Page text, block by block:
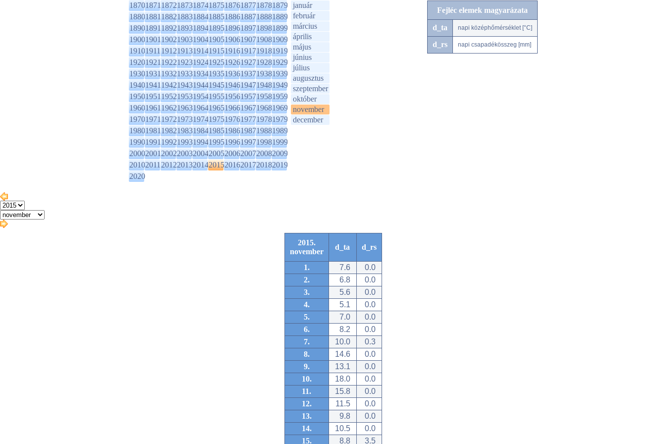
1870187118721873187418751876187718781879
1880188118821883188418851886188718881889
1890189118921893189418951896189718981899
1900190119021903190419051906190719081909
1910191119121913191419151916191719181919
1920192119221923192419251926192719281929
1930193119321933193419351936193719381939
1940194119421943194419451946194719481949
1950195119521953195419551956195719581959
1960196119621963196419651966196719681969
1970197119721973197419751976197719781979
1980198119821983198419851986198719881989
1990199119921993199419951996199719981999
2000200120022003200420052006200720082009
2010201120122013201420152016201720182019
2020
január
február
március
április
május
június
július
augusztus
szeptember
október
november
december
Fejléc elemek magyarázata
d_ta napi középhőmérséklet [°C]
d_rs napi csapadékösszeg [mm]
2015.
november
d_ta d_rs
1. 7.6
0.0
2.
6.8
0.0
3.
5.6
0.0
4.
5.1
0.0
5.
7.0
0.0
6.
8.2
0.0
7.
10.0
0.3
8.
14.6
0.0
9.
13.1
0.0
10.
18.0
0.0
11.
15.8
0.0
12.
11.5
0.0
13.
9.8
0.0
14.
10.5
0.0
15.
8.8 3.5